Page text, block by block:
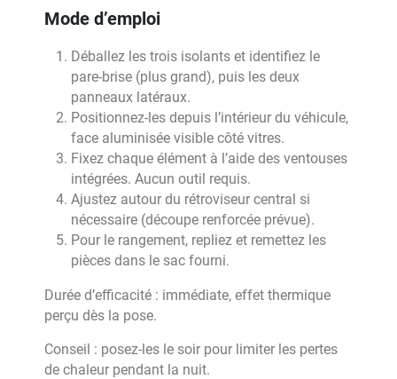
Mode d’emploi
Déballez les trois isolants et identifiez le
pare-brise (plus grand), puis les deux
panneaux latéraux.
Positionnez-les depuis l’intérieur du véhicule,
face aluminisée visible côté vitres.
Fixez chaque élément à l’aide des ventouses
intégrées. Aucun outil requis.
Ajustez autour du rétroviseur central si
nécessaire (découpe renforcée prévue).
Pour le rangement, repliez et remettez les
pièces dans le sac fourni.
Durée d’efficacité : immédiate, effet thermique
perçu dès la pose.
Conseil : posez-les le soir pour limiter les pertes
de chaleur pendant la nuit.